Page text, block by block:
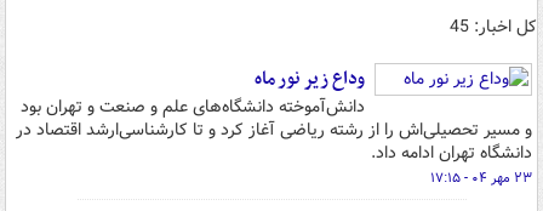
کل اخبار: 45
وداع زیر نور ماه
دانش‌آموخته دانشگاه‌های علم و صنعت و تهران بود
و مسیر تحصیلی‌اش را از رشته ریاضی آغاز کرد و تا کارشناسی‌ارشد اقتصاد در
دانشگاه تهران ادامه داد.
۲۳ مهر ۰۴ - ۱۷:۱۵